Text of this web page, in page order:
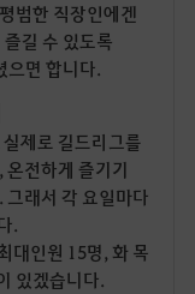
범한 직장인에겐
길 수 있도록
으면 합니다.
제로 길드리그를
전하게 즐기기
래서 각 요일마다
.
대인원 15명, 화 목
있겠습니다.